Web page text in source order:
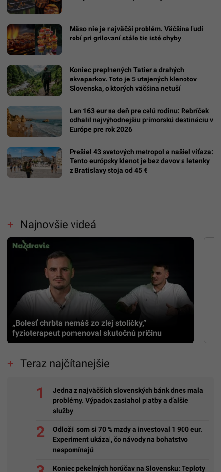
Mäso nie je najväčší problém. Väčšina ľudí
robí pri grilovaní stále tie isté chyby
Koniec preplnených Tatier a drahých
akvaparkov. Toto je 5 utajených klenotov
Slovenska, o ktorých väčšina netuší
Len 163 eur na deň pre celú rodinu: Rebríček
odhalil najvýhodnejšiu prímorskú destináciu v
Európe pre rok 2026
Prešiel 43 svetových metropol a našiel víťaza:
Tento európsky klenot je bez davov a letenky
z Bratislavy stoja od 45 €
Najnovšie videá
„Bolesť chrbta nemáš zo zlej stoličky,”
fyzioterapeut pomenoval skutočnú príčinu
Teraz najčítanejšie
Jedna z najväčších slovenských bánk dnes mala
problémy. Výpadok zasiahol platby a ďalšie
služby
Odložil som si 70 % mzdy a investoval 1 900 eur.
Experiment ukázal, čo návody na bohatstvo
nespomínajú
Koniec pekelných horúčav na Slovensku: Teploty